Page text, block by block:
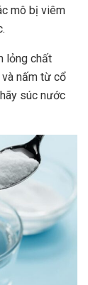
mô bị viêm
lỏng chất
nấm từ cổ
súc nước